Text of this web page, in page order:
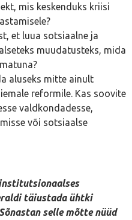
mis keskenduks kriisi
et luua sotsiaalne ja
muudatusteks, mida
aluseks mitte ainult
reformile. Kas soovite
valdkondadesse,
või sotsiaalse
täiustada ühtki
selle mõtte nüüd